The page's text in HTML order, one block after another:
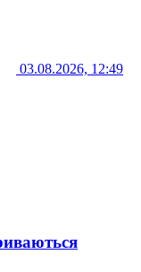
03.08.2026, 12:49